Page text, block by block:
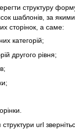
структуру
шаблонів, за
сторінок, а саме:
категорій;
другого рівня;
url